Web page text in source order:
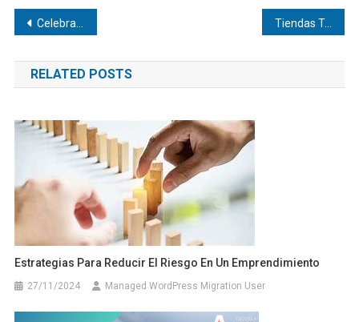
Navegación
de
entradas
Celebran el «1er Foro Alianza ESR Cajeme» Tiendas Traki: Variedad y Calidad en tus Compras
RELATED POSTS
Estrategias Para Reducir El Riesgo En Un Emprendimiento
27/11/2024 Managed WordPress Migration User